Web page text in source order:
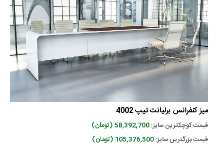
میز کنفرانس برلیانت تیپ 4002
قیمت کوچکترین سایز:58,392,700 (تومان)
قیمت بزرگترین سایز:105,376,500 (تومان)